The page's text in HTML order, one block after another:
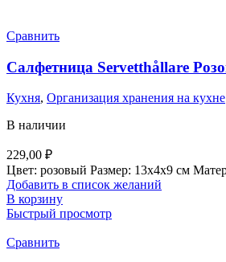
Сравнить
Салфетница Servetthållare
Кухня, Организация хранения на кухне
В наличии
229,00 ₽
Цвет: розовый Размер: 13х4х9 см
Добавить в список желаний
В корзину
Быстрый просмотр
Сравнить